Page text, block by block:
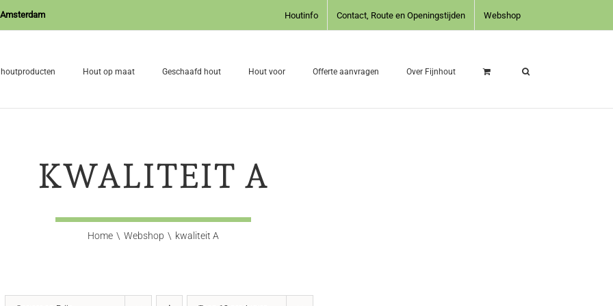
Houtinfo Contact, Route en Openingstijden Webshop
Hout op maat Geschaafd hout Hout voor Offerte aanvragen Over Fijnhout
KWALITEIT A
Home Webshop kwaliteit A